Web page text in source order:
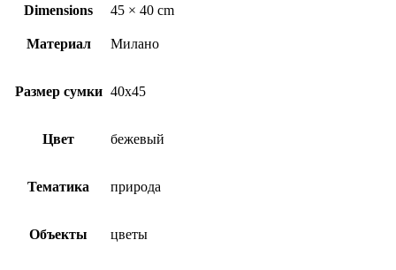
Dimensions
45 × 40 cm
Материал Милано
Размер сумки 40х45
Цвет бежевый
Тематика природа
Объекты цветы